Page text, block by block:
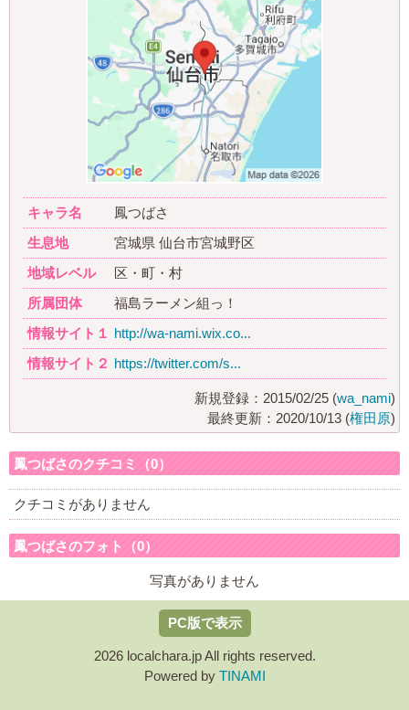
キャラ名
鳳つばさ
生息地
宮城県 仙台市宮城野区
地域レベル
区・町・村
所属団体
福島ラーメン組っ！
情報サイト１ http://wa-nami.wix.co...
情報サイト２ https://twitter.com/s...
新規登録：2015/02/25 (wa_nami)
最終更新：2020/10/13 (権田原)
鳳つばさのクチコミ（0）
クチコミがありません
鳳つばさのフォト（0）
写真がありません
PC版で表示
2026 localchara.jp All rights reserved.
Powered by TINAMI